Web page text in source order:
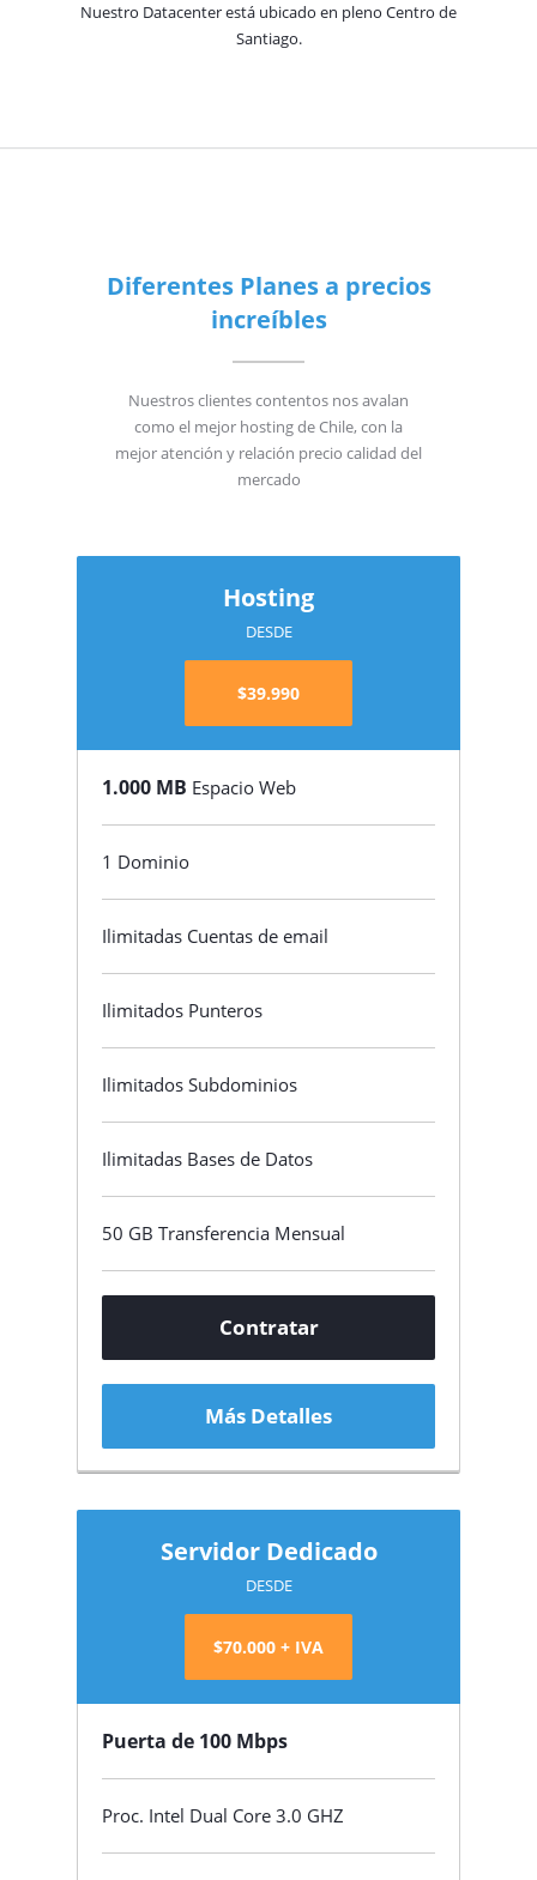
Nuestro Datacenter está ubicado en pleno Centro de
Santiago.
Diferentes Planes a precios
increíbles
Nuestros clientes contentos nos avalan
como el mejor hosting de Chile, con la
mejor atención y relación precio calidad del
mercado
Hosting
DESDE
$39.990
1.000 MB Espacio Web
1 Dominio
Ilimitadas Cuentas de email
Ilimitados Punteros
Ilimitados Subdominios
Ilimitadas Bases de Datos
50 GB Transferencia Mensual
Contratar
Más Detalles
Servidor Dedicado
DESDE
$70.000 + IVA
Puerta de 100 Mbps
Proc. Intel Dual Core 3.0 GHZ